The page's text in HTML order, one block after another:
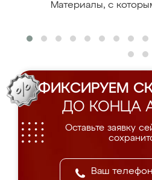
Материалы, с
ФИКСИРУЕМ
ДО КОНЦА
Оставьте заявку